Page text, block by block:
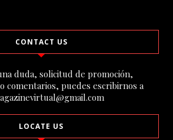
CONTACT US
duda, solicitud de promoción,
comentarios, puedes escribirnos a
LOCATE US